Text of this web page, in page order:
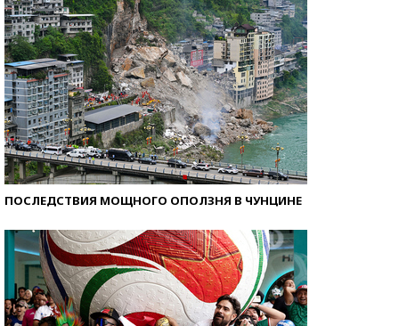
ПОСЛЕДСТВИЯ МОЩНОГО ОПОЛЗНЯ В ЧУНЦИНЕ